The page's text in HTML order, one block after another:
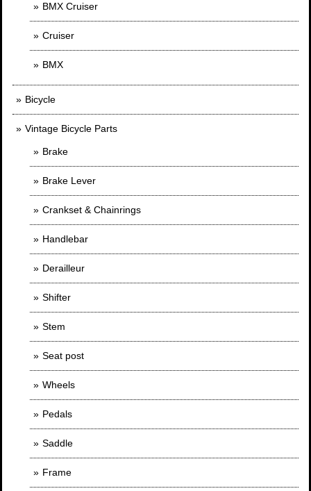
BMX Cruiser
Cruiser
BMX
Bicycle
Vintage Bicycle Parts
Brake
Brake Lever
Crankset & Chainrings
Handlebar
Derailleur
Shifter
Stem
Seat post
Wheels
Pedals
Saddle
Frame